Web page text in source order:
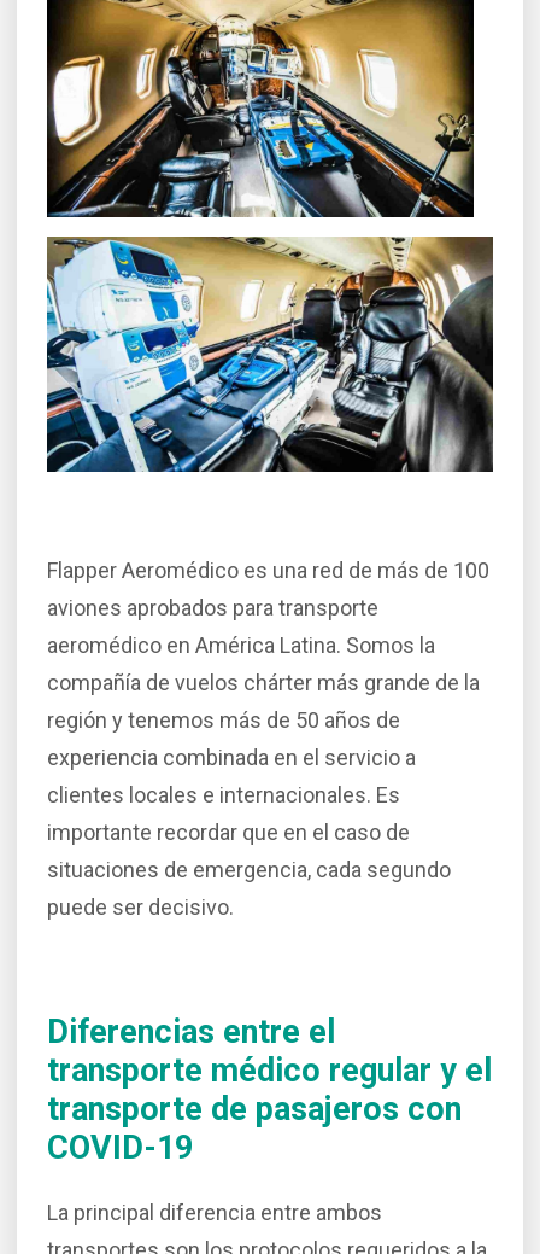
Flapper Aeromédico es una red de más de 100
aviones aprobados para transporte
aeromédico en América Latina. Somos la
compañía de vuelos chárter más grande de la
región y tenemos más de 50 años de
experiencia combinada en el servicio a
clientes locales e internacionales. Es
importante recordar que en el caso de
situaciones de emergencia, cada segundo
puede ser decisivo.
Diferencias entre el
transporte médico regular y el
transporte de pasajeros con
COVID-19
La principal diferencia entre ambos